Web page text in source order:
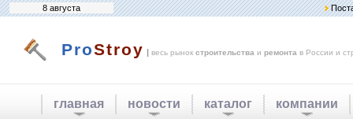
8 августа
ProStroy | весь рынок строительства и ремонта в России и
главная новости каталог компании